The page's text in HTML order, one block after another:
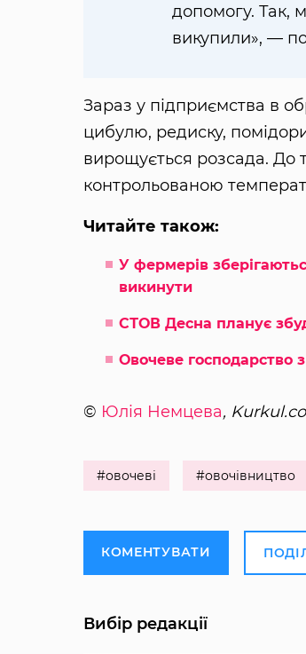
допомогу. Так,
викупили», —
Зараз у підприємства в
цибулю, редиску,
вирощується розсада. До
контрольованою
Читайте також:
У фермерів
викинути
СТОВ Десна планує
Овочеве господарство
© Юлія Немцева,
#овочеві #овочівництво
КОМЕНТУВАТИ
Вибір редакції